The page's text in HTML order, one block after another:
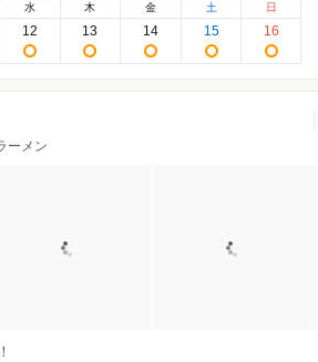
水
12
木
13
金
14
土
15
日
16
ーメン